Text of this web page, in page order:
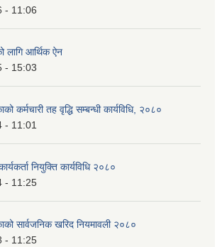
- 11:06
आर्थिक ऐन
- 15:03
कर्मचारी तह वृद्धि सम्बन्धी कार्यविधि, २०८०
- 11:01
नियुक्ति कार्यविधि २०८०
- 11:25
सार्वजनिक खरिद नियमावली २०८०
- 11:25